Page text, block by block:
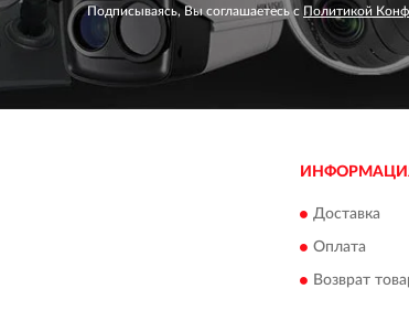
Подписываясь, Вы соглашаетесь с Политикой
Доставка
Оплата
Возврат